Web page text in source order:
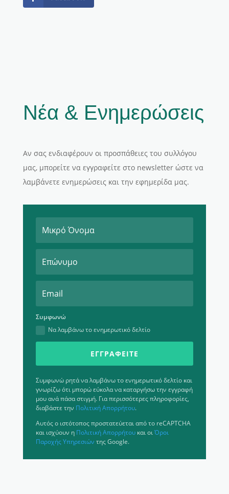
Νέα & Ενημερώσεις
Αν σας ενδιαφέρουν οι προσπάθειες του συλλόγου
μας, μπορείτε να εγγραφείτε στο newsletter ώστε να
λαμβάνετε ενημερώσεις και την εφημερίδα μας.
Συμφωνώ
Να λαμβάνω το ενημερωτικό δελτίο
ΕΓΓΡΑΦΕΊΤΕ
Συμφωνώ ρητά να λαμβάνω το ενημερωτικό δελτίο και
γνωρίζω ότι μπορώ εύκολα να καταργήσω την εγγραφή
μου ανά πάσα στιγμή. Για περισσότερες πληροφορίες,
διαβάστε την Πολιτική Απορρήτου.
Αυτός ο ιστότοπος προστατεύεται από το reCAPTCHA
και ισχύουν η Πολιτική Απορρήτουκαι οιΌροι
Παροχής Υπηρεσιών της Google.